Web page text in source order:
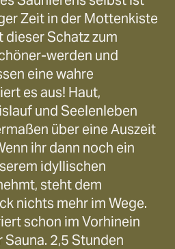
Zeit in der Mottenkiste
Schatz zum
werden und
eine wahre
es aus! Haut,
und Seelenleben
über eine Auszeit
ihr dann noch ein
idyllischen
steht dem
nichts mehr im Wege.
schon im Vorhinein
2,5 Stunden